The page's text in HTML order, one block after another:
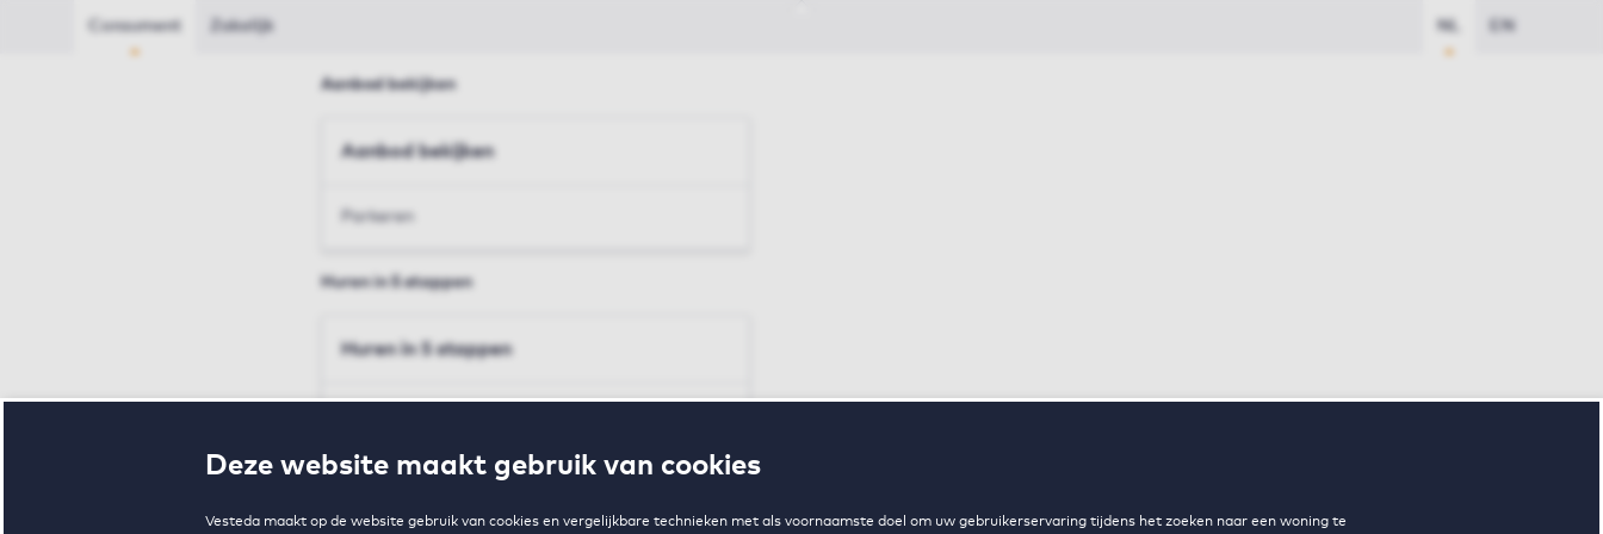
Deze website maakt gebruik van cookies
Vesteda maakt op de website gebruik van cookies en vergelijkbare technieken met als voornaamste doel om uw gebruikerservaring tijdens het zoeken naar een woning te
Consument Zakelijk NL EN
Aanbod bekijken
Aanbod bekijken
Parkeren
Huren in 5 stappen
Huren in 5 stappen
Voorwaarden en toewijzing